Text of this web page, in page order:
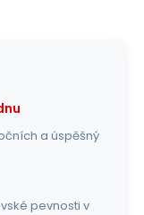
a úspěšný
pevnosti v